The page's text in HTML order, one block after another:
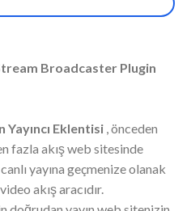
Broadcaster Plugin
Yayıncı Eklentisi , önceden
fazla akış web sitesinde
yayına geçmenize olanak
akış aracıdır.